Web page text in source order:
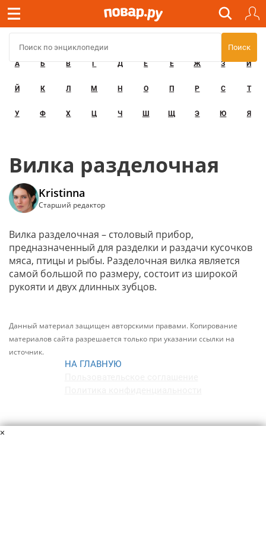
А Б В Г Д Е Ё Ж З И
Й К Л М Н О П Р С Т
У Ф Х Ц Ч Ш Щ Э Ю Я
Вилка разделочная
Kristinna
Старший редактор
Вилка разделочная – столовый прибор,
предназначенный для разделки и раздачи кусочков
мяса, птицы и рыбы. Разделочная вилка является
самой большой по размеру, состоит из широкой
рукояти и двух длинных зубцов.
Данный материал защищен авторскими правами. Копирование
материалов сайта разрешается только при указании ссылки на
источник.
×